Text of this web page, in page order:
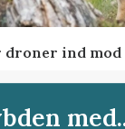
ind mod